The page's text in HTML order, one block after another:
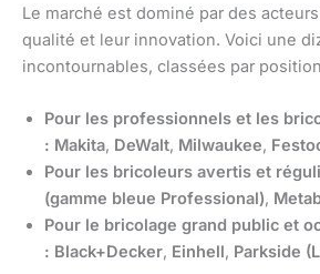
Le marché est dominé par des
qualité et leur innovation. Voici une
incontournables, classées par
Pour les professionnels et les
: Makita, DeWalt, Milwaukee,
Pour les bricoleurs avertis et
(gamme bleue Professional),
Pour le bricolage grand public et
: Black+Decker, Einhell, Parkside